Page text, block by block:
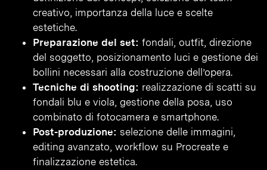
creativo, importanza della luce e scelte
estetiche.
Preparazione del set: fondali, outfit, direzione
del soggetto, posizionamento luci e gestione dei
bollini necessari alla costruzione dell’opera.
Tecniche di shooting: realizzazione di scatti su
fondali blu e viola, gestione della posa, uso
combinato di fotocamera e smartphone.
Post-produzione: selezione delle immagini,
editing avanzato, workflow su Procreate e
finalizzazione estetica.